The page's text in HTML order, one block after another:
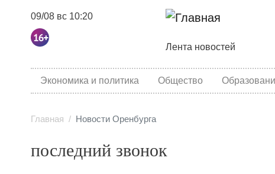
09/08 вс 10:20
Основная навигация
Лента новостей
category menu
Экономика и политика Общество
Главная Новости Оренбурга
последний звонок